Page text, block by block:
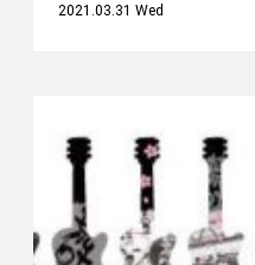
2021.03.31 Wed